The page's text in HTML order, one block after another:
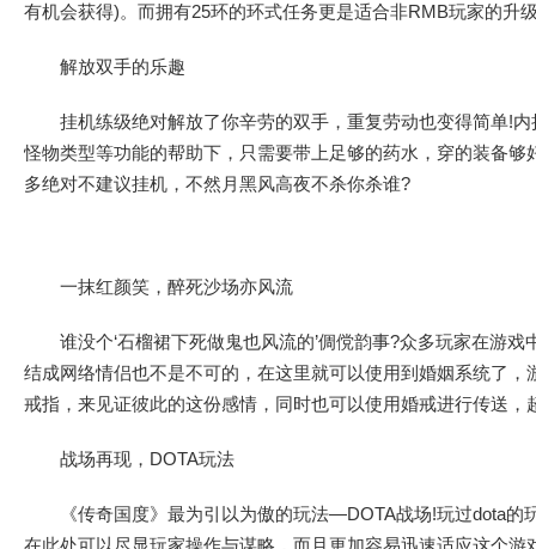
有机会获得)。而拥有25环的环式任务更是适合非RMB玩家的升
解放双手的乐趣
挂机练级绝对解放了你辛劳的双手，重复劳动也变得简单!内
怪物类型等功能的帮助下，只需要带上足够的药水，穿的装备
多绝对不建议挂机，不然月黑风高夜不杀你杀谁?
一抹红颜笑，醉死沙场亦风流
谁没个‘石榴裙下死做鬼也风流的’倜傥韵事?众多玩家在游戏
结成网络情侣也不是不可的，在这里就可以使用到婚姻系统了
戒指，来见证彼此的这份感情，同时也可以使用婚戒进行传送，
战场再现，DOTA玩法
《传奇国度》最为引以为傲的玩法—DOTA战场!玩过dota的
在此处可以尽显玩家操作与谋略，而且更加容易迅速适应这个